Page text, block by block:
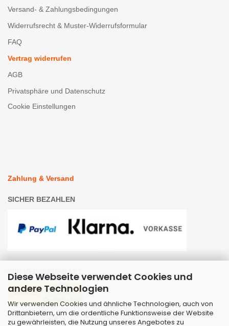
Diese Webseite verwendet Cookies und
andere Technologien
Wir verwenden Cookies und ähnliche Technologien, auch von
Drittanbietern, um die ordentliche Funktionsweise der Website
zu gewährleisten, die Nutzung unseres Angebotes zu
Versand- & Zahlungsbedingungen
Widerrufsrecht & Muster-Widerrufsformular
FAQ
Vertrag widerrufen
AGB
Privatsphäre und Datenschutz
Cookie Einstellungen
Zahlung & Versand
SICHER BEZAHLEN
WIR VERSENDEN MIT